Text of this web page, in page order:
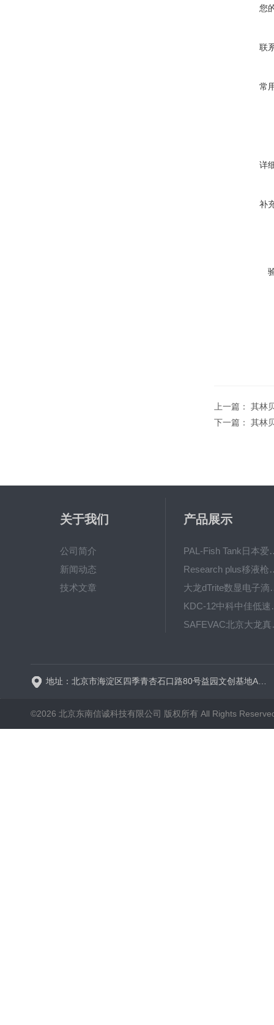
您
联
常
详
补
上一篇： 其林
下一篇： 其林
关于我们
公司简介
新闻动态
技术文章
产品展示
PAL-Fish Tank
Research plus
大龙dTrite
KDC-
©2026 北京东南信诚科技有限公司 版权所有 All Rights